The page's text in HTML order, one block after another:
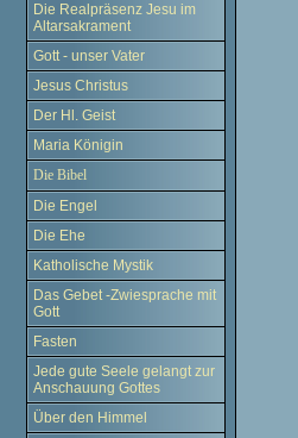
Die Realpräsenz Jesu im
Altarsakrament
Gott - unser Vater
Jesus Christus
Der Hl. Geist
Maria Königin
Die Bibel
Die Engel
Die Ehe
Katholische Mystik
Das Gebet -Zwiesprache mit
Gott
Fasten
Jede gute Seele gelangt zur
Anschauung Gottes
Über den Himmel